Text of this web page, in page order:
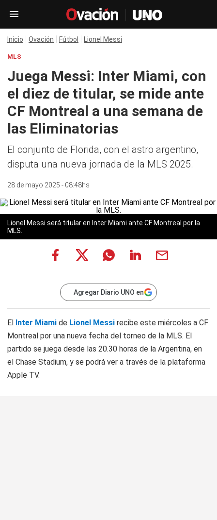
Inicio Ovación Fútbol Lionel Messi
MLS
Juega Messi: Inter Miami, con
el diez de titular, se mide ante
CF Montreal a una semana de
las Eliminatorias
El conjunto de Florida, con el astro argentino,
disputa una nueva jornada de la MLS 2025.
28 de mayo 2025 - 08:48hs
Lionel Messi será titular en Inter Miami ante CF Montreal por la
MLS.
Agregar Diario UNO en
El Inter Miami de Lionel Messi recibe este miércoles a CF
Montreal por una nueva fecha del torneo de la MLS. El
partido se juega desde las 20.30 horas de la Argentina, en
el Chase Stadium, y se podrá ver a través de la plataforma
Apple TV.